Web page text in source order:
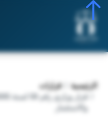
الرئيسية
قرارات
والاستثمار